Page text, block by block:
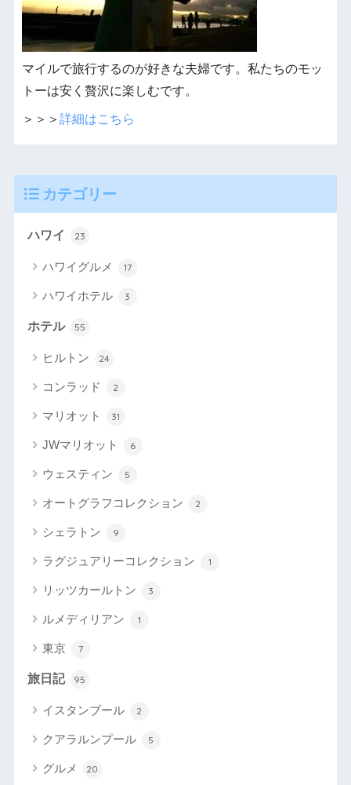
マイルで旅行するのが好きな夫婦です。私たちのモッ
トーは安く贅沢に楽しむです。
＞＞＞ 詳細はこちら
カテゴリー
ハワイ 23
ハワイグルメ 17
ハワイホテル 3
ホテル 55
ヒルトン 24
コンラッド 2
マリオット 31
JWマリオット 6
ウェスティン 5
オートグラフコレクション 2
シェラトン 9
ラグジュアリーコレクション 1
リッツカールトン 3
ルメディリアン 1
東京 7
旅日記 95
イスタンブール 2
クアラルンプール 5
グルメ 20